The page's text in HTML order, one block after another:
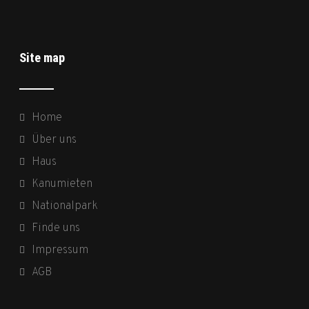
Site map
Home
Über uns
Haus
Kanumieten
Nationalpark
Finde uns
Impressum
AGB